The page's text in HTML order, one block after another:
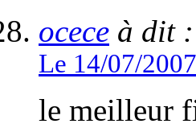
ocece à dit :
Le 14/07/
le meilleur